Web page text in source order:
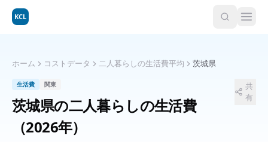
KCL
ホーム コストデータ 二人暮らしの生活費平均 茨城県
生活費 関東
茨城県の二人暮らしの生活費
（2026年）
共
有